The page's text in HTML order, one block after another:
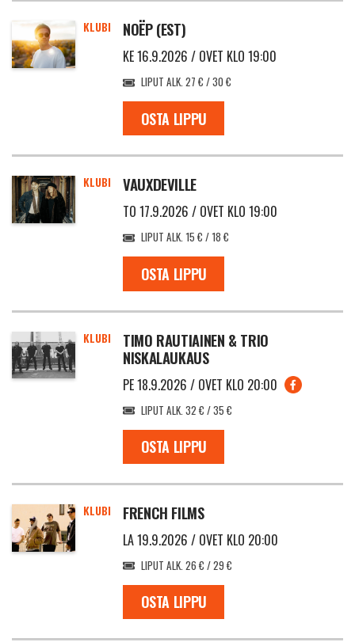
KLUBI NOËP (EST)
KE 16.9.2026 / OVET KLO 19:00
LIPUT ALK. 27 € / 30 €
OSTA LIPPU
KLUBI VAUXDEVILLE
TO 17.9.2026 / OVET KLO 19:00
LIPUT ALK. 15 € / 18 €
OSTA LIPPU
KLUBI
TIMO RAUTIAINEN & TRIO
NISKALAUKAUS
PE 18.9.2026 / OVET KLO 20:00
LIPUT ALK. 32 € / 35 €
OSTA LIPPU
KLUBI FRENCH FILMS
LA 19.9.2026 / OVET KLO 20:00
LIPUT ALK. 26 € / 29 €
OSTA LIPPU